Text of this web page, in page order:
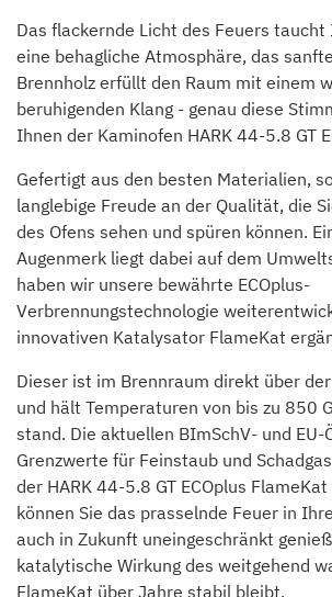
Das flackernde Licht des Feuers taucht
eine behagliche Atmosphäre, das
Brennholz erfüllt den Raum mit einem
beruhigenden Klang - genau diese
Ihnen der Kaminofen HARK 44-5.8 GT
Gefertigt aus den besten Materialien,
langlebige Freude an der Qualität, die
des Ofens sehen und spüren können.
Augenmerk liegt dabei auf dem
haben wir unsere bewährte ECOplus-
Verbrennungstechnologie
innovativen Katalysator FlameKat
Dieser ist im Brennraum direkt über
und hält Temperaturen von bis zu 850
stand. Die aktuellen BImSchV- und EU-
Grenzwerte für Feinstaub und
der HARK 44-5.8 GT ECOplus
können Sie das prasselnde Feuer in
auch in Zukunft uneingeschränkt
katalytische Wirkung des weitgehend
FlameKat über Jahre stabil bleibt.